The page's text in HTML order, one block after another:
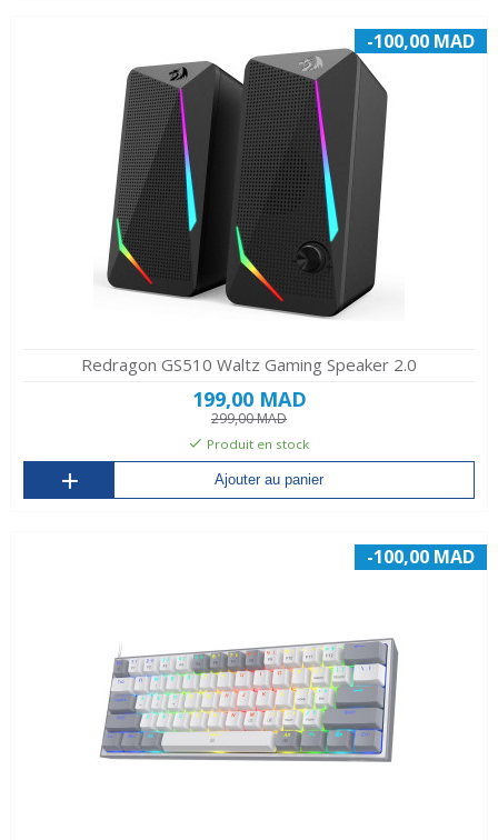
-100,00 MAD
Redragon GS510 Waltz Gaming Speaker 2.0
199,00 MAD
299,00 MAD
Produit en stock
Ajouter au panier
-100,00 MAD